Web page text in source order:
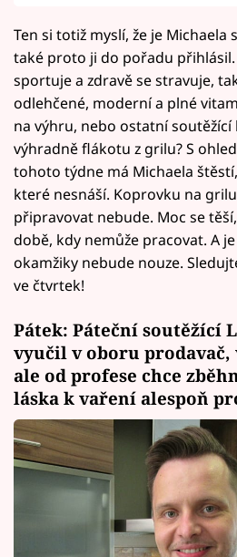
Ten si totiž myslí, že je Michaela
také proto ji do pořadu
sportuje a zdravě se stravuje,
odlehčené, moderní a plné
na výhru, nebo ostatní
výhradně flákotu z grilu? S
tohoto týdne má Michaela
které nesnáší. Koprovku na
připravovat nebude. Moc se
době, kdy nemůže pracovat. A
okamžiky nebude nouze.
ve čtvrtek!
Pátek: Páteční soutěžící
vyučil v oboru prodavač,
ale od profese chce
láska k vaření alespoň